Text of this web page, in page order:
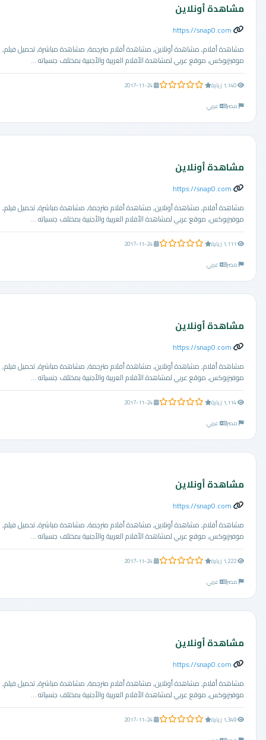
مشاهدة أونلاين
https://snap0.com
مشاهدة أفلام, مشاهدة أونلاين, مشاهدة أفلام مترجمة, مشاهدة مباشرة, تحميل فيلم,
موفيزبوكس, موقع عربي لمشاهدة الأفلام العربية والأجنبية بمختلف جنسياته ...
0.0 من 5 نجوم
2017-11-24
مصر
عربي
مشاهدة أونلاين
https://snap0.com
مشاهدة أفلام, مشاهدة أونلاين, مشاهدة أفلام مترجمة, مشاهدة مباشرة, تحميل فيلم,
موفيزبوكس, موقع عربي لمشاهدة الأفلام العربية والأجنبية بمختلف جنسياته ...
0.0 من 5 نجوم
2017-11-24
مصر
عربي
مشاهدة أونلاين
https://snap0.com
مشاهدة أفلام, مشاهدة أونلاين, مشاهدة أفلام مترجمة, مشاهدة مباشرة, تحميل فيلم,
موفيزبوكس, موقع عربي لمشاهدة الأفلام العربية والأجنبية بمختلف جنسياته ...
0.0 من 5 نجوم
2017-11-24
مصر
عربي
مشاهدة أونلاين
https://snap0.com
مشاهدة أفلام, مشاهدة أونلاين, مشاهدة أفلام مترجمة, مشاهدة مباشرة, تحميل فيلم,
موفيزبوكس, موقع عربي لمشاهدة الأفلام العربية والأجنبية بمختلف جنسياته ...
0.0 من 5 نجوم
2017-11-24
مصر
عربي
مشاهدة أونلاين
https://snap0.com
مشاهدة أفلام, مشاهدة أونلاين, مشاهدة أفلام مترجمة, مشاهدة مباشرة, تحميل فيلم,
موفيزبوكس, موقع عربي لمشاهدة الأفلام العربية والأجنبية بمختلف جنسياته ...
0.0 من 5 نجوم
2017-11-24